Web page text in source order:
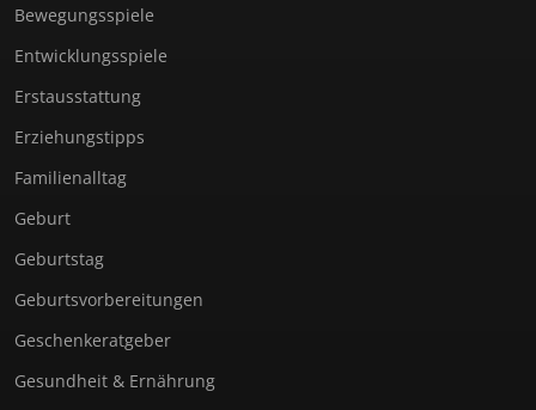
Bewegungsspiele
Entwicklungsspiele
Erstausstattung
Erziehungstipps
Familienalltag
Geburt
Geburtstag
Geburtsvorbereitungen
Geschenkeratgeber
Gesundheit & Ernährung